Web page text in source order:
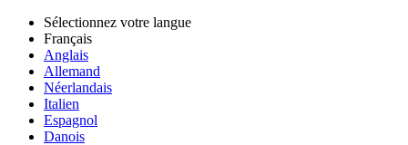
Sélectionnez votre langue
Français
Anglais
Allemand
Néerlandais
Italien
Espagnol
Danois